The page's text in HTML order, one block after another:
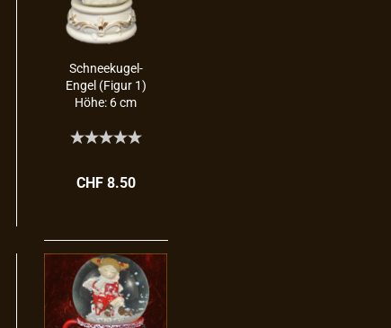
Schneekugel-​​
Engel (Figur 1)
Höhe: 6 cm
CHF 8.50